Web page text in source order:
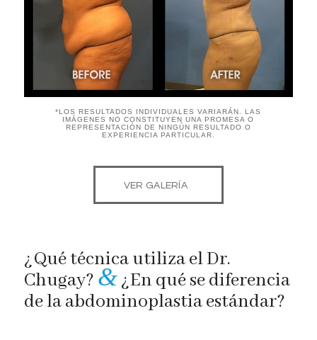
*LOS RESULTADOS INDIVIDUALES VARIARÁN. LAS
IMÁGENES NO CONSTITUYEN UNA PROMESA O
REPRESENTACIÓN DE NINGÚN RESULTADO O
EXPERIENCIA PARTICULAR.
VER GALERÍA
¿Qué técnica utiliza el Dr.
Chugay? &¿En qué se diferencia
de la abdominoplastia estándar?